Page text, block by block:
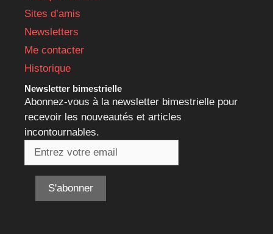
Sites d’amis
Newsletters
Me contacter
Historique
Newsletter bimestrielle
Abonnez-vous à la newsletter bimestrielle pour
recevoir les nouveautés et articles
incontournables.